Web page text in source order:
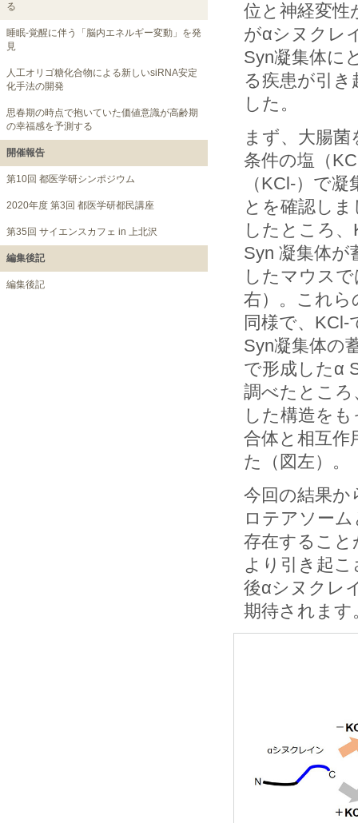
る
睡眠-覚醒に伴う「脳内エネルギー変動」を発
見
人工オリゴ糖化合物による新しいsiRNA安定
化手法の開発
思春期の時点で抱いていた価値意識が高齢期
の幸福感を予測する
開催報告
第10回 都医学研シンポジウム
2020年度 第3回 都医学研都民講座
第35回 サイエンスカフェ in 上北沢
編集後記
編集後記
位と神経変性
がαシヌクレ
Syn凝集体に
る疾患が引
した。
まず、大腸
条件の塩（
（KCl-）で
とを確認し
したところ
Syn 凝集体が
したマウス
右）。これら
同様で、
Syn凝集体の
で形成したα
調べたところ
した構造を
合体と相互作
た（図左）。
今回の結果か
ロテアソー
存在するこ
より引き起
後αシヌクレ
期待されます